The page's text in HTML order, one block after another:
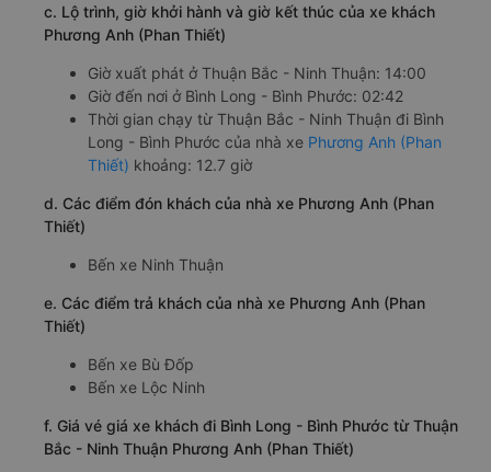
c. Lộ trình, giờ khởi hành và giờ kết thúc của xe khách
Phương Anh (Phan Thiết)
Giờ xuất phát ở Thuận Bắc - Ninh Thuận: 14:00
Giờ đến nơi ở Bình Long - Bình Phước: 02:42
Thời gian chạy từ Thuận Bắc - Ninh Thuận đi Bình
Long - Bình Phước của nhà xe Phương Anh (Phan
Thiết) khoảng: 12.7 giờ
d. Các điểm đón khách của nhà xe Phương Anh (Phan
Thiết)
Bến xe Ninh Thuận
e. Các điểm trả khách của nhà xe Phương Anh (Phan
Thiết)
Bến xe Bù Đốp
Bến xe Lộc Ninh
f. Giá vé giá xe khách đi Bình Long - Bình Phước từ Thuận
Bắc - Ninh Thuận Phương Anh (Phan Thiết)